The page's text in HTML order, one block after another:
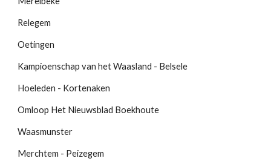
Relegem
Oetingen
Kampioenschap van het Waasland - Belsele
Hoeleden - Kortenaken
Omloop Het Nieuwsblad Boekhoute
Waasmunster
Merchtem - Peizegem